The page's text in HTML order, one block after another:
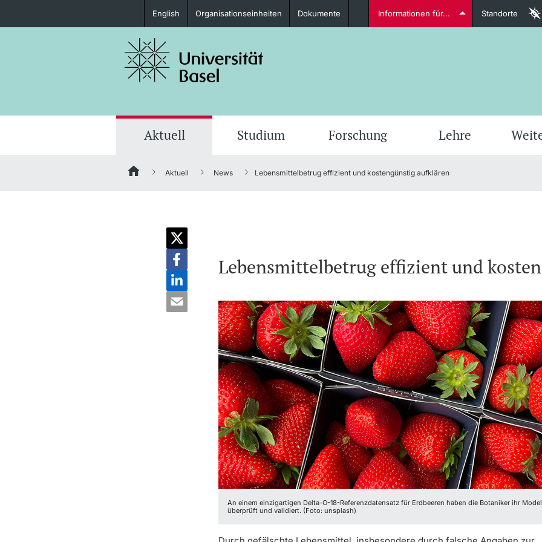
Studieninteressierte
Fördernde & Alumni
weitere Informationen
Dozierende
English Organisationseinheiten Dokumente Informationen für... Standorte
Aktuell Studium Forschung Lehre
Aktuell News Lebensmittelbetrug effizient und kostengünstig aufklären
Lebensmittelbetrug effizient und
An einem einzigartigen Delta-O-18-Referenzdatensatz für Erdbeeren haben die Botaniker ihr
überprüft und validiert. (Foto: unsplash)